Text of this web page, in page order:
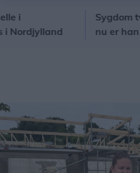
Sygdom
nu er han